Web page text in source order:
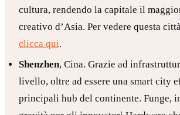
cultura, rendendo la capitale il
creativo d’Asia. Per vedere questa
clicca qui.
Shenzhen, Cina. Grazie ad
livello, oltre ad essere una smart city
principali hub del continente. Funge,